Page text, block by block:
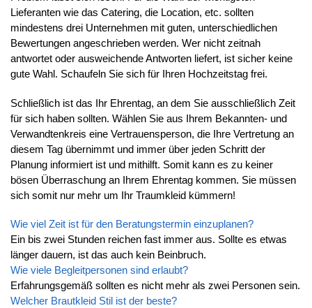
Lieferanten wie das Catering, die Location, etc. sollten
mindestens drei Unternehmen mit guten, unterschiedlichen
Bewertungen angeschrieben werden. Wer nicht zeitnah
antwortet oder ausweichende Antworten liefert, ist sicher keine
gute Wahl. Schaufeln Sie sich für Ihren Hochzeitstag frei.
Schließlich ist das Ihr Ehrentag, an dem Sie ausschließlich Zeit
für sich haben sollten. Wählen Sie aus Ihrem Bekannten- und
Verwandtenkreis eine Vertrauensperson, die Ihre Vertretung an
diesem Tag übernimmt und immer über jeden Schritt der
Planung informiert ist und mithilft. Somit kann es zu keiner
bösen Überraschung an Ihrem Ehrentag kommen. Sie müssen
sich somit nur mehr um Ihr Traumkleid kümmern!
Wie viel Zeit ist für den Beratungstermin einzuplanen?
Ein bis zwei Stunden reichen fast immer aus. Sollte es etwas
länger dauern, ist das auch kein Beinbruch.
Wie viele Begleitpersonen sind erlaubt?
Erfahrungsgemäß sollten es nicht mehr als zwei Personen sein.
Welcher Brautkleid Stil ist der beste?